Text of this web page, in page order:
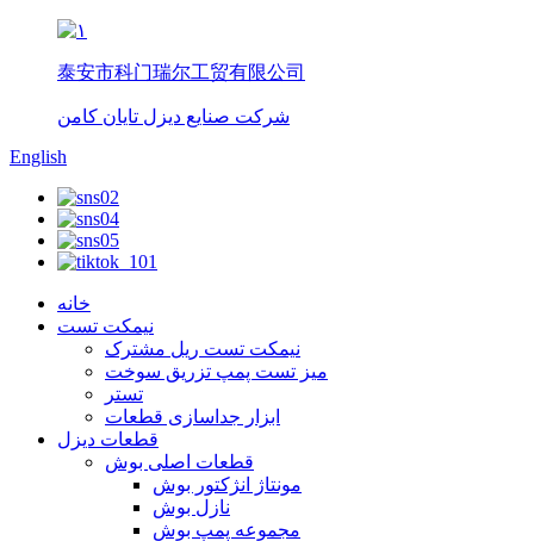
泰安市科门瑞尔工贸有限公司
شرکت صنایع دیزل تایان کامن
English
خانه
نیمکت تست
نیمکت تست ریل مشترک
میز تست پمپ تزریق سوخت
تستر
ابزار جداسازی قطعات
قطعات دیزل
قطعات اصلی بوش
مونتاژ انژکتور بوش
نازل بوش
مجموعه پمپ بوش